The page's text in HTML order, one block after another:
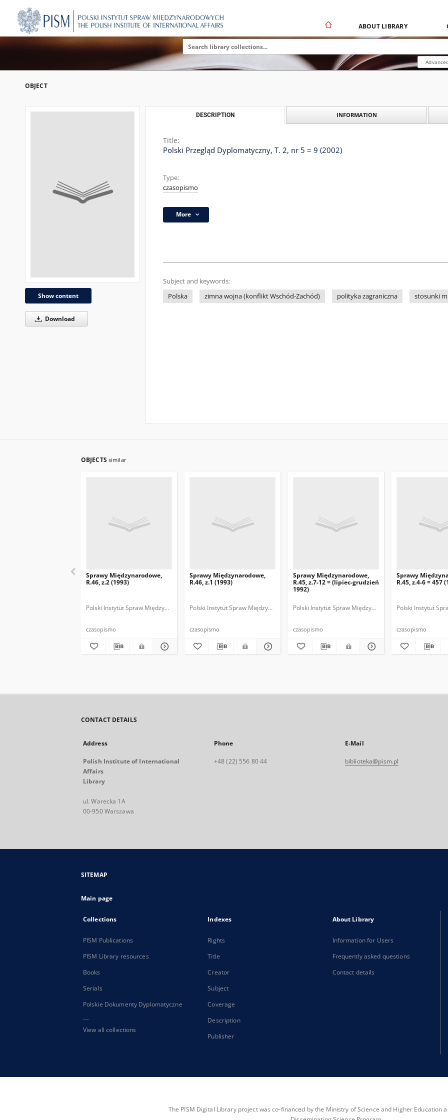
ABOUT LIBRARY
OBJECT
Show content
Download
DESCRIPTION INFORMATION
Title:
Polski Przegląd Dyplomatyczny, T. 2, nr 5 = 9 (2002)
Type:
czasopismo
More
Subject and keywords:
Polska
zimna wojna (konflikt Wschód-Zachód) polityka zagraniczna stosunki
OBJECTS similar
Sprawy Międzynarodowe,
R.46, z.2 (1993)
Polski Instytut Spraw Międzynarodowych. Polska Fundacja Spraw Międzynarodowych. Polska. Ministerstwo Spraw
czasopismo
Sprawy Międzynarodowe,
R.46, z.1 (1993)
Polski Instytut Spraw Międzynarodowych. Polska Fundacja Spraw Międzynarodowych.
czasopismo
Sprawy Międzynarodowe,
R.45, z.7-12 = (lipiec-grudzień
1992)
Polski Instytut Spraw Międzynarodowych. Polska
czasopismo
Sprawy
R.45, z.4-6 = 457
Polski Instytut
czasopismo
CONTACT DETAILS
Address
Polish Institute of International
Affairs
Library
ul. Warecka 1A
00-950 Warszawa
Phone
+48 (22) 556 80 44
E-Mail
biblioteka@pism.pl
SITEMAP
Main page
Collections
PISM Publications
PISM Library resources
Books
Serials
Polskie Dokumenty Dyplomatyczne
...
View all collections
Indexes
Rights
Title
Creator
Subject
Coverage
Description
Publisher
About Library
Information for Users
Frequently asked questions
Contact details
The PISM Digital Library project was co-financed by the Ministry of Science and Higher Education